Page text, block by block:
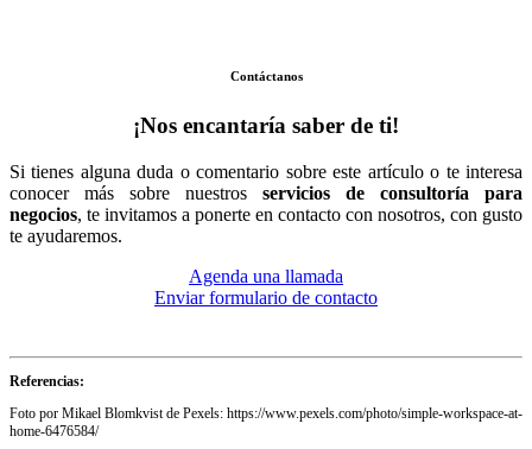
Contáctanos
¡Nos encantaría saber de ti!
Si tienes alguna duda o comentario sobre este artículo o te interesa
conocer más sobre nuestros servicios de consultoría para
negocios, te invitamos a ponerte en contacto con nosotros, con gusto
te ayudaremos.
Agenda una llamada
Enviar formulario de contacto
Referencias:
Foto por Mikael Blomkvist de Pexels: https://www.pexels.com/photo/simple-workspace-at-
home-6476584/